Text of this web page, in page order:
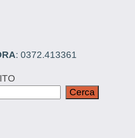
: 0372.413361
Cerca